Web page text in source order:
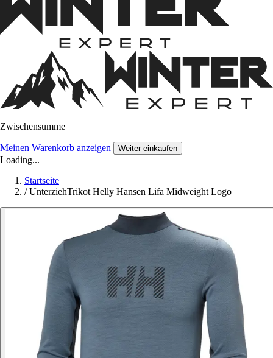
Zwischensumme
Meinen Warenkorb anzeigen Weiter einkaufen
Loading...
Startseite
/ UnterziehTrikot Helly Hansen Lifa Midweight Logo